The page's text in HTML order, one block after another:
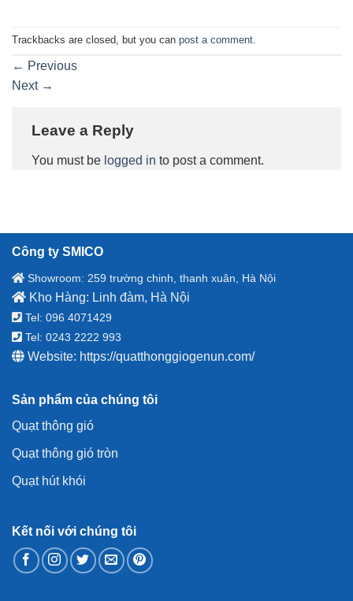
Trackbacks are closed, but you can post a comment.
← Previous
Next →
Leave a Reply
You must be logged in to post a comment.
Công ty SMICO
Showroom: 259 trường chinh, thanh xuân, Hà Nội
Kho Hàng: Linh đàm, Hà Nội
Tel: 096 4071429
Tel: 0243 2222 993
Website: https://quatthonggiogenun.com/
Sản phẩm của chúng tôi
Quạt thông gió
Quạt thông gió tròn
Quạt hút khói
Kết nối với chúng tôi